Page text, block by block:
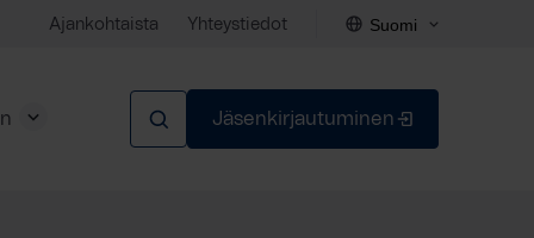
Ajankohtaista Yhteystiedot Suomi
Jäsenkirjautuminen